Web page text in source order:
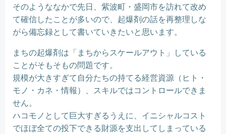
そのようななかで先日、紫波町・盛岡市を訪れて改め
て確信したことが多いので、起爆剤の話を再整理しな
がら備忘録として書いていきたいと思います。
まちの起爆剤は「まちからスケールアウト」している
ことがそもそもの問題です。
規模が大きすぎて自分たちの持てる経営資源（ヒト・
モノ・カネ・情報）、スキルではコントロールできま
せん。
ハコモノとして巨大すぎるうえに、イニシャルコスト
でほぼ全ての投下できる財源を支出してしまっている